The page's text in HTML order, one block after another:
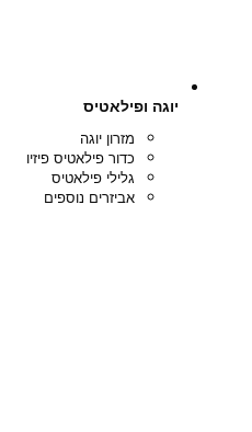
יוגה ופילאטיס
מזרון יוגה
כדור פילאטיס פיזיו
גלילי פילאטיס
אביזרים נוספים